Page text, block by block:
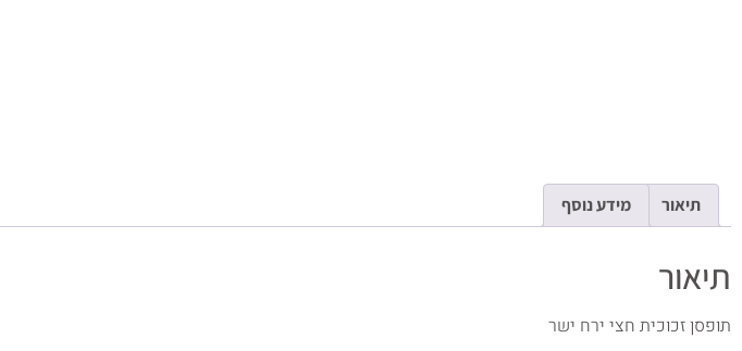
תיאור מידע נוסף
תיאור
תופסן זכוכית חצי ירח ישר